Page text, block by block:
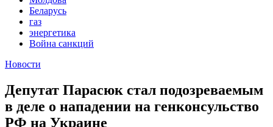
Беларусь
газ
энергетика
Война санкций
Новости
Депутат Парасюк стал подозреваемым
в деле о нападении на генконсульство
РФ на Украине